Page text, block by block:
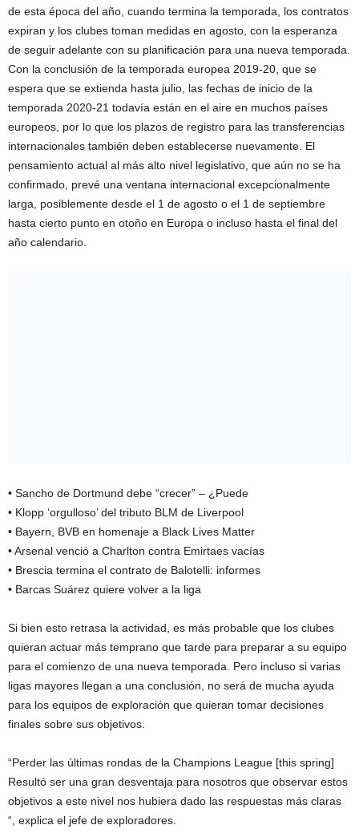
de esta época del año, cuando termina la temporada, los contratos
expiran y los clubes toman medidas en agosto, con la esperanza
de seguir adelante con su planificación para una nueva temporada.
Con la conclusión de la temporada europea 2019-20, que se
espera que se extienda hasta julio, las fechas de inicio de la
temporada 2020-21 todavía están en el aire en muchos países
europeos, por lo que los plazos de registro para las transferencias
internacionales también deben establecerse nuevamente. El
pensamiento actual al más alto nivel legislativo, que aún no se ha
confirmado, prevé una ventana internacional excepcionalmente
larga, posiblemente desde el 1 de agosto o el 1 de septiembre
hasta cierto punto en otoño en Europa o incluso hasta el final del
año calendario.
• Sancho de Dortmund debe “crecer” – ¿Puede
• Klopp ‘orgulloso’ del tributo BLM de Liverpool
• Bayern, BVB en homenaje a Black Lives Matter
• Arsenal venció a Charlton contra Emirtaes vacías
• Brescia termina el contrato de Balotelli: informes
• Barcas Suárez quiere volver a la liga
Si bien esto retrasa la actividad, es más probable que los clubes
quieran actuar más temprano que tarde para preparar a su equipo
para el comienzo de una nueva temporada. Pero incluso si varias
ligas mayores llegan a una conclusión, no será de mucha ayuda
para los equipos de exploración que quieran tomar decisiones
finales sobre sus objetivos.
“Perder las últimas rondas de la Champions League [this spring]
Resultó ser una gran desventaja para nosotros que observar estos
objetivos a este nivel nos hubiera dado las respuestas más claras
“, explica el jefe de exploradores.